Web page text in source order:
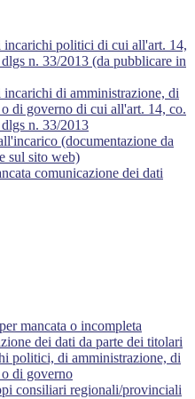
incarichi politici di cui all'art. 14,
n. 33/2013 (da pubblicare in
di amministrazione, di
di governo di cui all'art. 14, co.
n. 33/2013
(documentazione da
sul sito web)
comunicazione dei dati
mancata o incompleta
dei dati da parte dei titolari
politici, di amministrazione, di
di governo
consiliari regionali/provinciali